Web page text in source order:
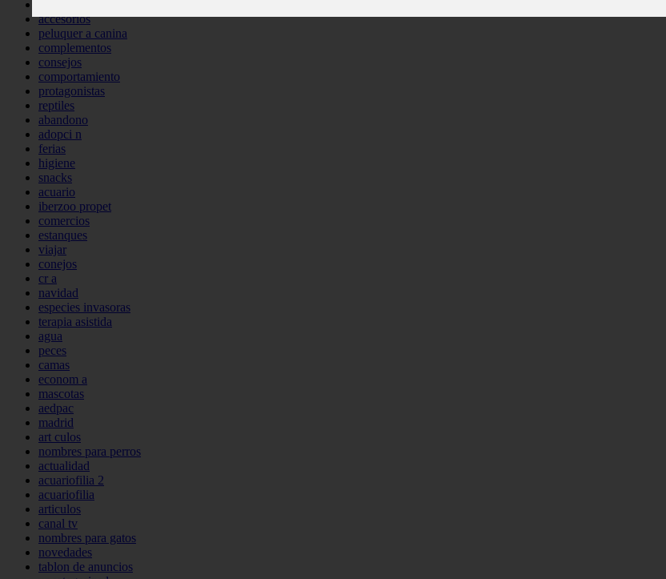
accesorios
peluquer a canina
complementos
consejos
comportamiento
protagonistas
reptiles
abandono
adopci n
ferias
higiene
snacks
acuario
iberzoo propet
comercios
estanques
viajar
conejos
cr a
navidad
especies invasoras
terapia asistida
agua
peces
camas
econom a
mascotas
aedpac
madrid
art culos
nombres para perros
actualidad
acuariofilia 2
acuariofilia
articulos
canal tv
nombres para gatos
novedades
tablon de anuncios